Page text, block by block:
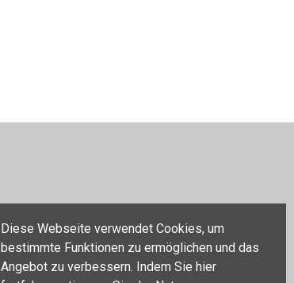
Diese Webseite verwendet Cookies, um
bestimmte Funktionen zu ermöglichen und das
Angebot zu verbessern. Indem Sie hier